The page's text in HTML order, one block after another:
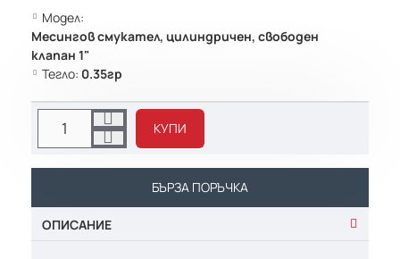
Модел:
Месингов смукател, цилиндричен, свободен
клапан 1"
Тегло: 0.35гр
КУПИ
БЪРЗА ПОРЪЧКА
ОПИСАНИЕ